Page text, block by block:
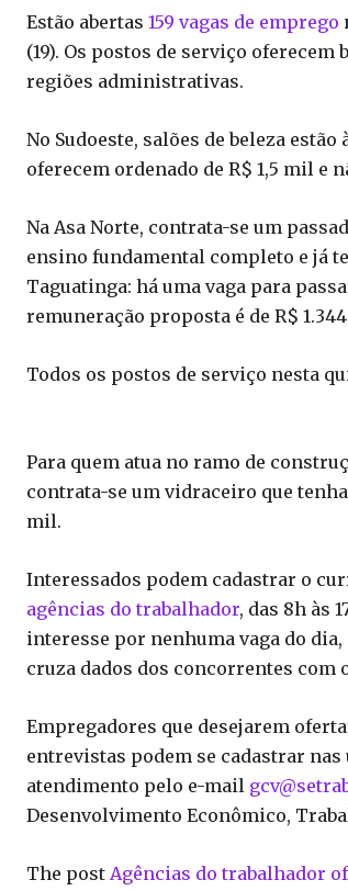
Estão abertas 159 vagas de emprego
(19). Os postos de serviço
regiões administrativas.
No Sudoeste, salões de beleza
oferecem ordenado de R$ 1,5 mil
Na Asa Norte, contrata-se um
ensino fundamental completo e já
Taguatinga: há uma vaga para
remuneração proposta é de R$
Todos os postos de serviço nesta
Para quem atua no ramo de
contrata-se um vidraceiro que
mil.
Interessados podem cadastrar o
agências do trabalhador, das 8h às
interesse por nenhuma vaga do
cruza dados dos concorrentes com
Empregadores que desejarem
entrevistas podem se cadastrar
atendimento pelo e-mail
Desenvolvimento Econômico,
The post Agências do trabalhador